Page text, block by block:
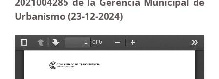
Urbanismo (23-12-2024)